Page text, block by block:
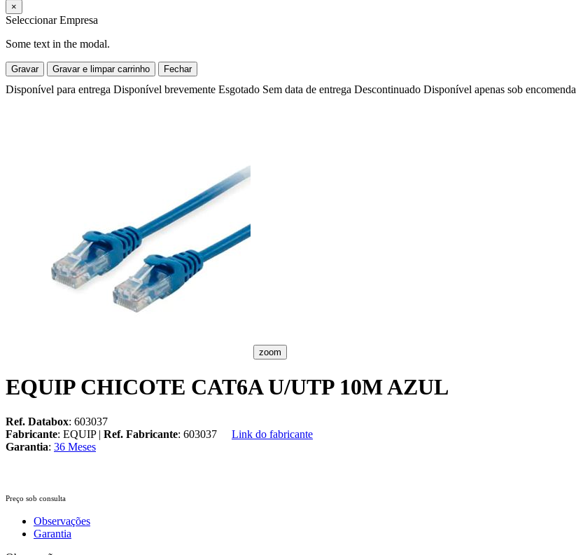
×
Seleccionar Empresa
Some text in the modal.
Gravar Gravar e limpar carrinho Fechar
Disponível para entrega Disponível brevemente Esgotado Sem data de entrega Descontinuado Disponível apenas sob encomenda
zoom
EQUIP CHICOTE CAT6A U/UTP 10M AZUL
Ref. Databox: 603037
Fabricante: EQUIP | Ref. Fabricante: 603037
Link do fabricante
Garantia: 36 Meses
Preço sob consulta
Observações
Garantia